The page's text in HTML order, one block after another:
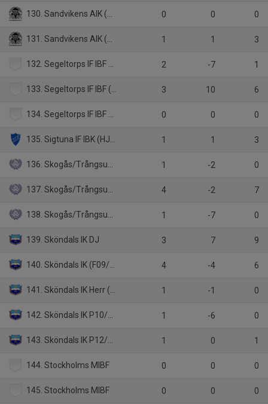
130. Sandvikens AIK (D1) 0 0 0
131. Sandvikens AIK (H1) 1 1 3
132. Segeltorps IF IBF F13/14 2 -7 1
133. Segeltorps IF IBF (P13) 3 10 6
134. Segeltorps IF IBF P15 0 0 0
135. Sigtuna IF IBK (HJ2) 1 1 3
136. Skogås/Trångsunds IBK (H5) 1 -2 0
137. Skogås/Trångsunds IBK (P13) 4 -2 7
138. Skogås/Trångsunds IBK P1415 1 -7 0
139. Sköndals IK DJ 3 7 9
140. Sköndals IK (F09/11) 4 -4 6
141. Sköndals IK Herr (A) 1 -1 0
142. Sköndals IK P10/11 1 -6 0
143. Sköndals IK P12/13 1 0 1
144. Stockholms MIBF 0 0 0
145. Stockholms MIBF 0 0 0